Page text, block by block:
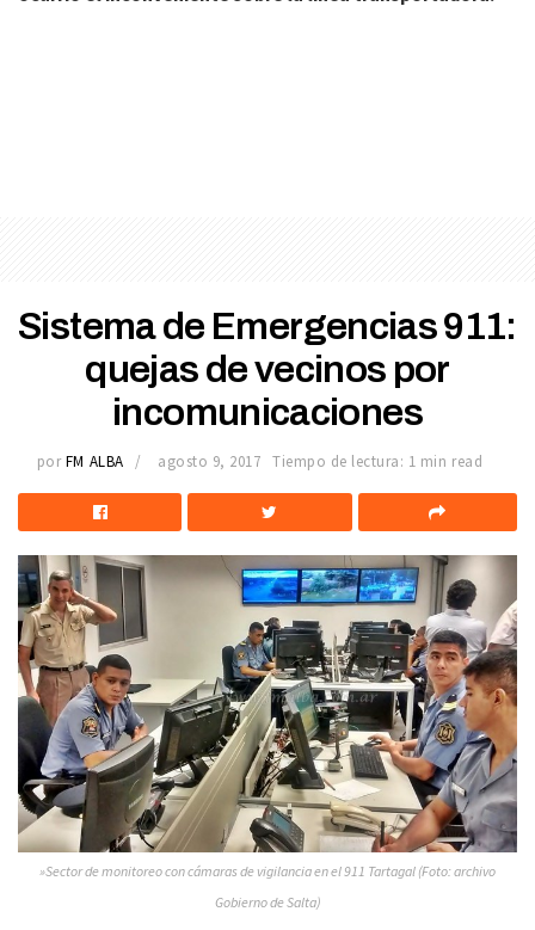
Sistema de Emergencias 911:
quejas de vecinos por
incomunicaciones
por FM ALBA agosto 9, 2017 Tiempo de lectura: 1 min read
»Sector de monitoreo con cámaras de vigilancia en el 911 Tartagal (Foto: archivo
Gobierno de Salta)